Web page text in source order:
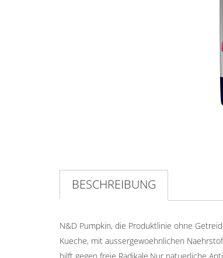
BESCHREIBUNG
N&D Pumpkin, die Produktlinie ohne
Kueche, mit aussergewoehnlichen